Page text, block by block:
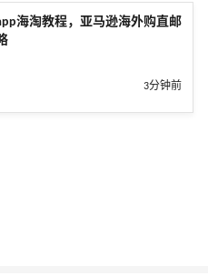
海淘教程，亚马逊海外购直邮
3分钟前